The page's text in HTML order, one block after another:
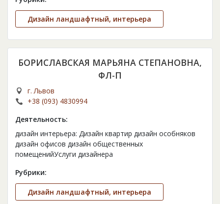
Дизайн ландшафтный, интерьера
БОРИСЛАВСКАЯ МАРЬЯНА СТЕПАНОВНА,
ФЛ-П
г. Львов
+38 (093) 4830994
Деятельность:
дизайн интерьера: Дизайн квартир дизайн особняков
дизайн офисов дизайн общественных
помещенийУслуги дизайнера
Рубрики:
Дизайн ландшафтный, интерьера